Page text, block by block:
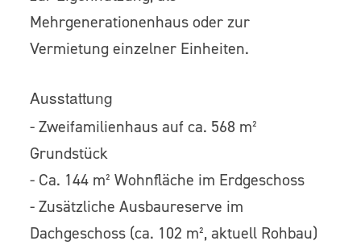
Mehrgenerationenhaus oder zur
Vermietung einzelner Einheiten.
Ausstattung
- Zweifamilienhaus auf ca. 568 m²
Grundstück
- Ca. 144 m² Wohnfläche im Erdgeschoss
- Zusätzliche Ausbaureserve im
Dachgeschoss (ca. 102 m², aktuell Rohbau)